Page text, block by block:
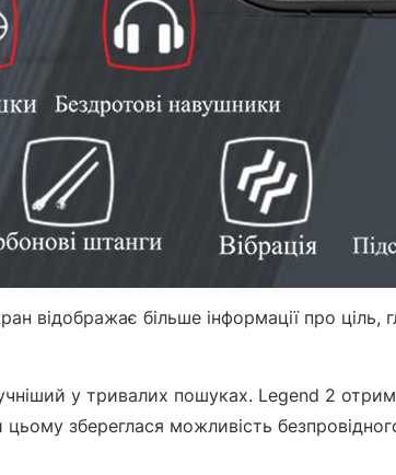
відображає більше інформації про ціль,
у тривалих пошуках. Legend 2
збереглася можливість